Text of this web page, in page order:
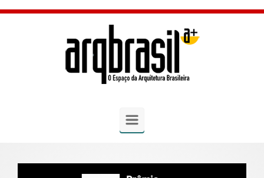
Skip to main content